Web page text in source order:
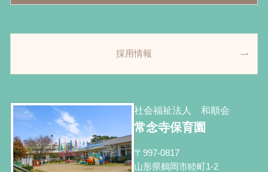
採用情報
社会福祉法人 和順会
常念寺保育園
〒997-0817
山形県鶴岡市睦町1-2